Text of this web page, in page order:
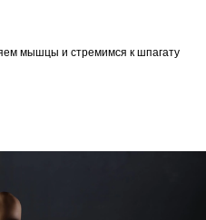
мышцы и стремимся к шпагату